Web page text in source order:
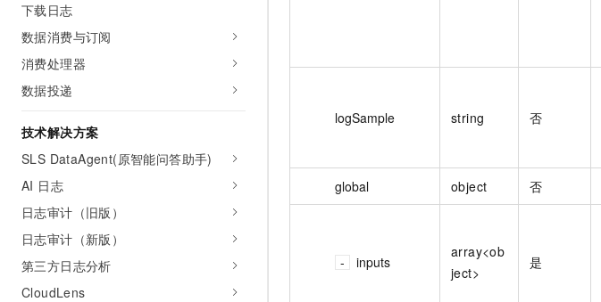
下载日志
数据消费与订阅
消费处理器
数据投递
技术解决方案
SLS DataAgent(原智能问答助手)
AI 日志
日志审计（旧版）
日志审计（新版）
第三方日志分析
CloudLens
logSample string 否
global object 否
inputs
array<ob
ject>
是